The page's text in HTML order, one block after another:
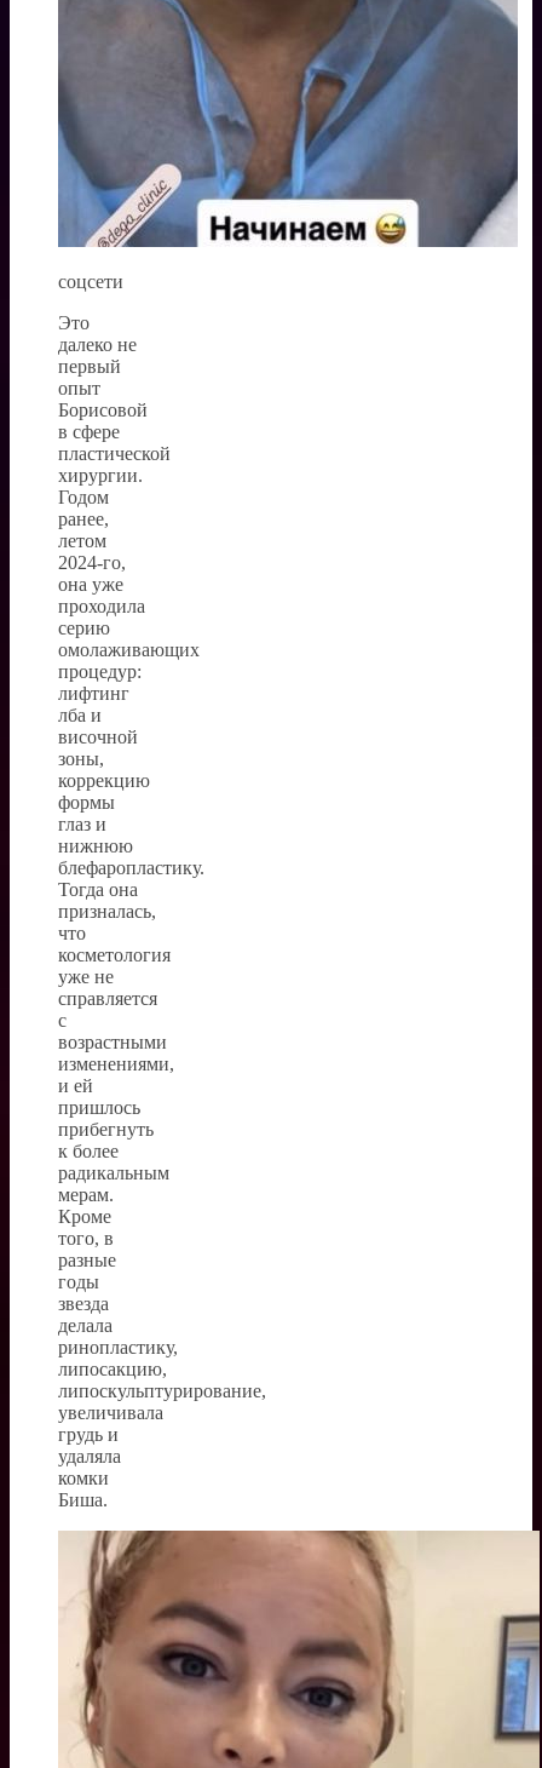
соцсети
Это
далеко не
первый
опыт
Борисовой
в сфере
пластической
хирургии.
Годом
ранее,
летом
2024-го,
она уже
проходила
серию
омолаживающих
процедур:
лифтинг
лба и
височной
зоны,
коррекцию
формы
глаз и
нижнюю
блефаропластику.
Тогда она
призналась,
что
косметология
уже не
справляется
с
возрастными
изменениями,
и ей
пришлось
прибегнуть
к более
радикальным
мерам.
Кроме
того, в
разные
годы
звезда
делала
ринопластику,
липосакцию,
липоскульптурирование,
увеличивала
грудь и
удаляла
комки
Биша.